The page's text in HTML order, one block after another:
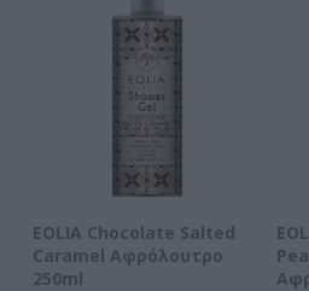
EOLIA Chocolate Salted
Caramel Αφρόλουτρο
250ml